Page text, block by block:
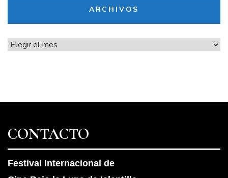
ARCHIVOS
Archivos
CONTACTO
Festival Internacional de